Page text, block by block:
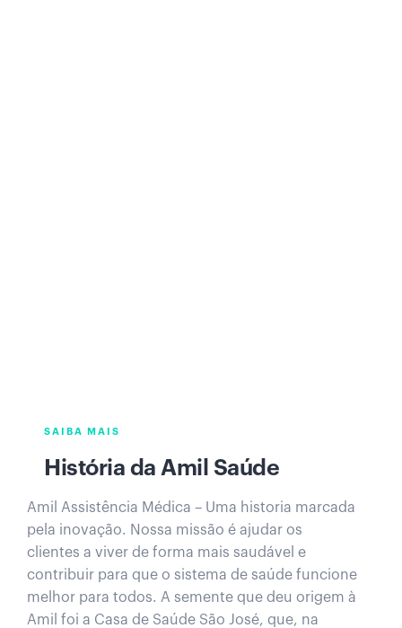
SAIBA MAIS
História da Amil Saúde
Amil Assistência Médica – Uma historia marcada
pela inovação. Nossa missão é ajudar os
clientes a viver de forma mais saudável e
contribuir para que o sistema de saúde funcione
melhor para todos.​ ​A semente que deu origem à
Amil foi a Casa de Saúde São José, que, na